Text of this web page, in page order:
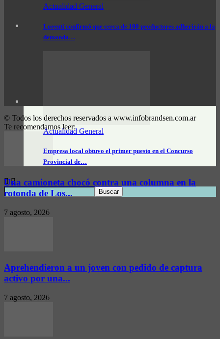
Actualidad General
Lorenti confirmó que cerca de 100 productores adherirán a la
demanda…
Actualidad General
Empresa local obtuvo el primer puesto en el Concurso
Provincial de…
© Todos los derechos reservados a www.infobrandsen.com.ar
Te recomendamos leer:
Una camioneta chocó contra una columna en la
rotonda de Los...
7 agosto, 2026
Aprehendieron a un joven con pedido de captura
activo por una...
7 agosto, 2026